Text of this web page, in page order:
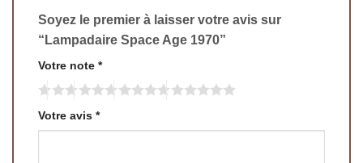
Soyez le premier à laisser votre avis sur
“Lampadaire Space Age 1970”
Votre note *
Votre avis *